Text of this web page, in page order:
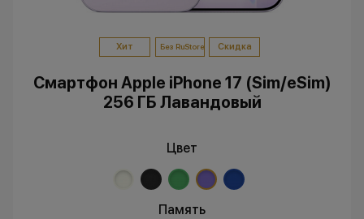
Хит Без RuStore Скидка
Смартфон Apple iPhone 17 (Sim/eSim)
256 ГБ Лавандовый
Цвет
Память